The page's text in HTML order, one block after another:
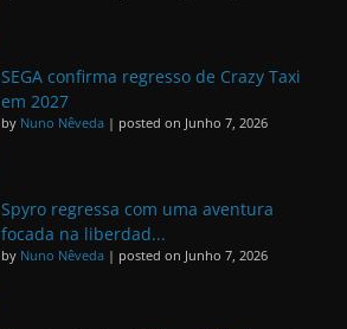
SEGA confirma regresso de Crazy Taxi
em 2027
by Nuno Nêveda | posted on Junho 7, 2026
Spyro regressa com uma aventura
focada na liberdad...
by Nuno Nêveda | posted on Junho 7, 2026